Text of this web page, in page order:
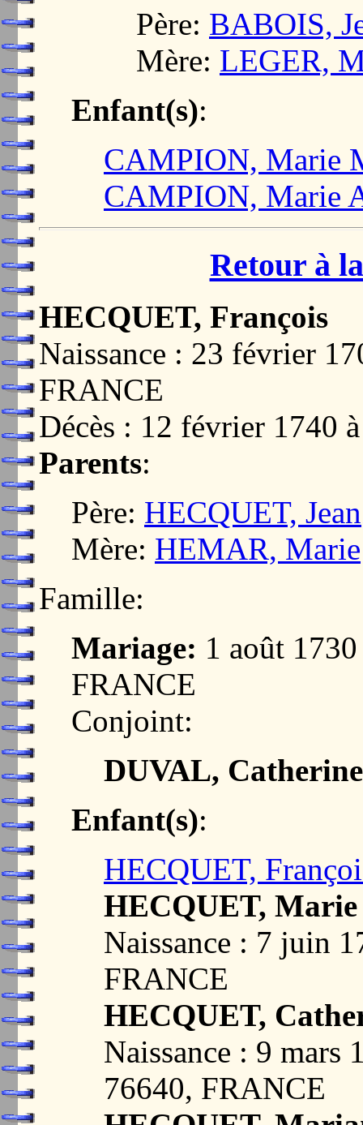
Père: BABOIS,
Mère: LEGER,
Enfant(s):
CAMPION, Marie
CAMPION, Marie
Retour à
HECQUET, François
Naissance : 23 février
FRANCE
Décès : 12 février 1740
Parents:
Père: HECQUET, Jean
Mère: HEMAR, Marie
Famille:
Mariage: 1 août
FRANCE
Conjoint:
DUVAL, Catherine
Enfant(s):
HECQUET,
HECQUET, Marie
Naissance : 7 juin
FRANCE
HECQUET,
Naissance : 9 mars
76640, FRANCE